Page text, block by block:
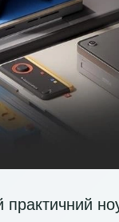
практичний